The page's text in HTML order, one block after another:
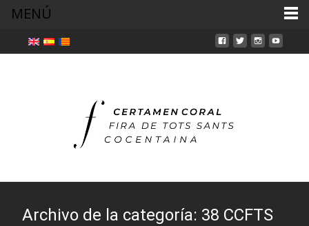
Archivo de la categoría: 38 CCFTS
MENÚ